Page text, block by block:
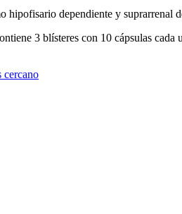
hipofisario dependiente y suprarrenal
3 blísteres con 10 cápsulas cada
cercano